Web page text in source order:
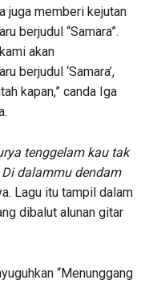
juga memberi kejutan
berjudul “Samara”.
kami akan
berjudul ‘Samara’,
kapan,” canda Iga
tenggelam kau tak
dalammu dendam
Lagu itu tampil dalam
dibalut alunan gitar
“Menunggang